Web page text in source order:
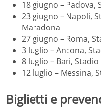
18 giugno – Padova,
23 giugno – Napoli,
Maradona
27 giugno – Roma,
3 luglio – Ancona,
8 luglio – Bari, Stadio
12 luglio – Messina,
Biglietti e